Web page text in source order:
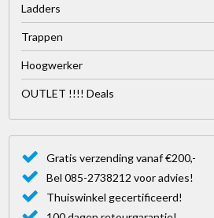
Ladders
Trappen
Hoogwerker
OUTLET !!!! Deals
Gratis verzending vanaf €200,-
Bel 085-2738212 voor advies!
Thuiswinkel gecertificeerd!